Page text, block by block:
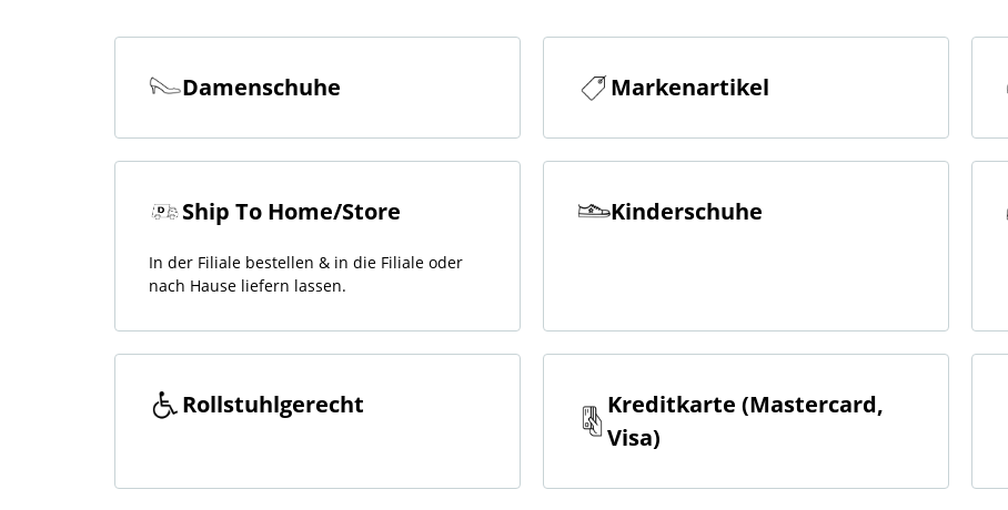
Damenschuhe Markenartikel
Ship To Home/Store
In der Filiale bestellen & in die Filiale oder
nach Hause liefern lassen.
Kinderschuhe
Rollstuhlgerecht
Kreditkarte (Mastercard,
Visa)